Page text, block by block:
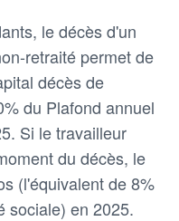
le décès d'un
retraité permet de
décès de
du Plafond annuel
Si le travailleur
du décès, le
(l'équivalent de 8%
sociale) en 2025.